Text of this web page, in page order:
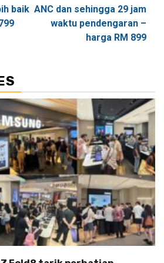
baik ANC dan sehingga 29 jam
waktu pendengaran –
harga RM 899